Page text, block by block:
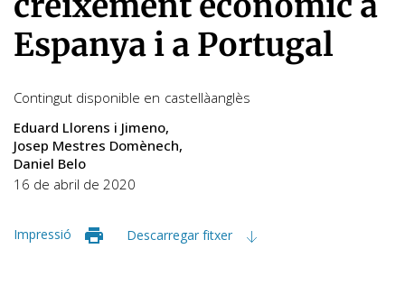
Espanya i a Portugal
Contingut disponible en castellàanglès
Eduard Llorens i Jimeno
Josep Mestres Domènech
Daniel Belo
16 de abril de 2020
Impressió Descarregar fitxer